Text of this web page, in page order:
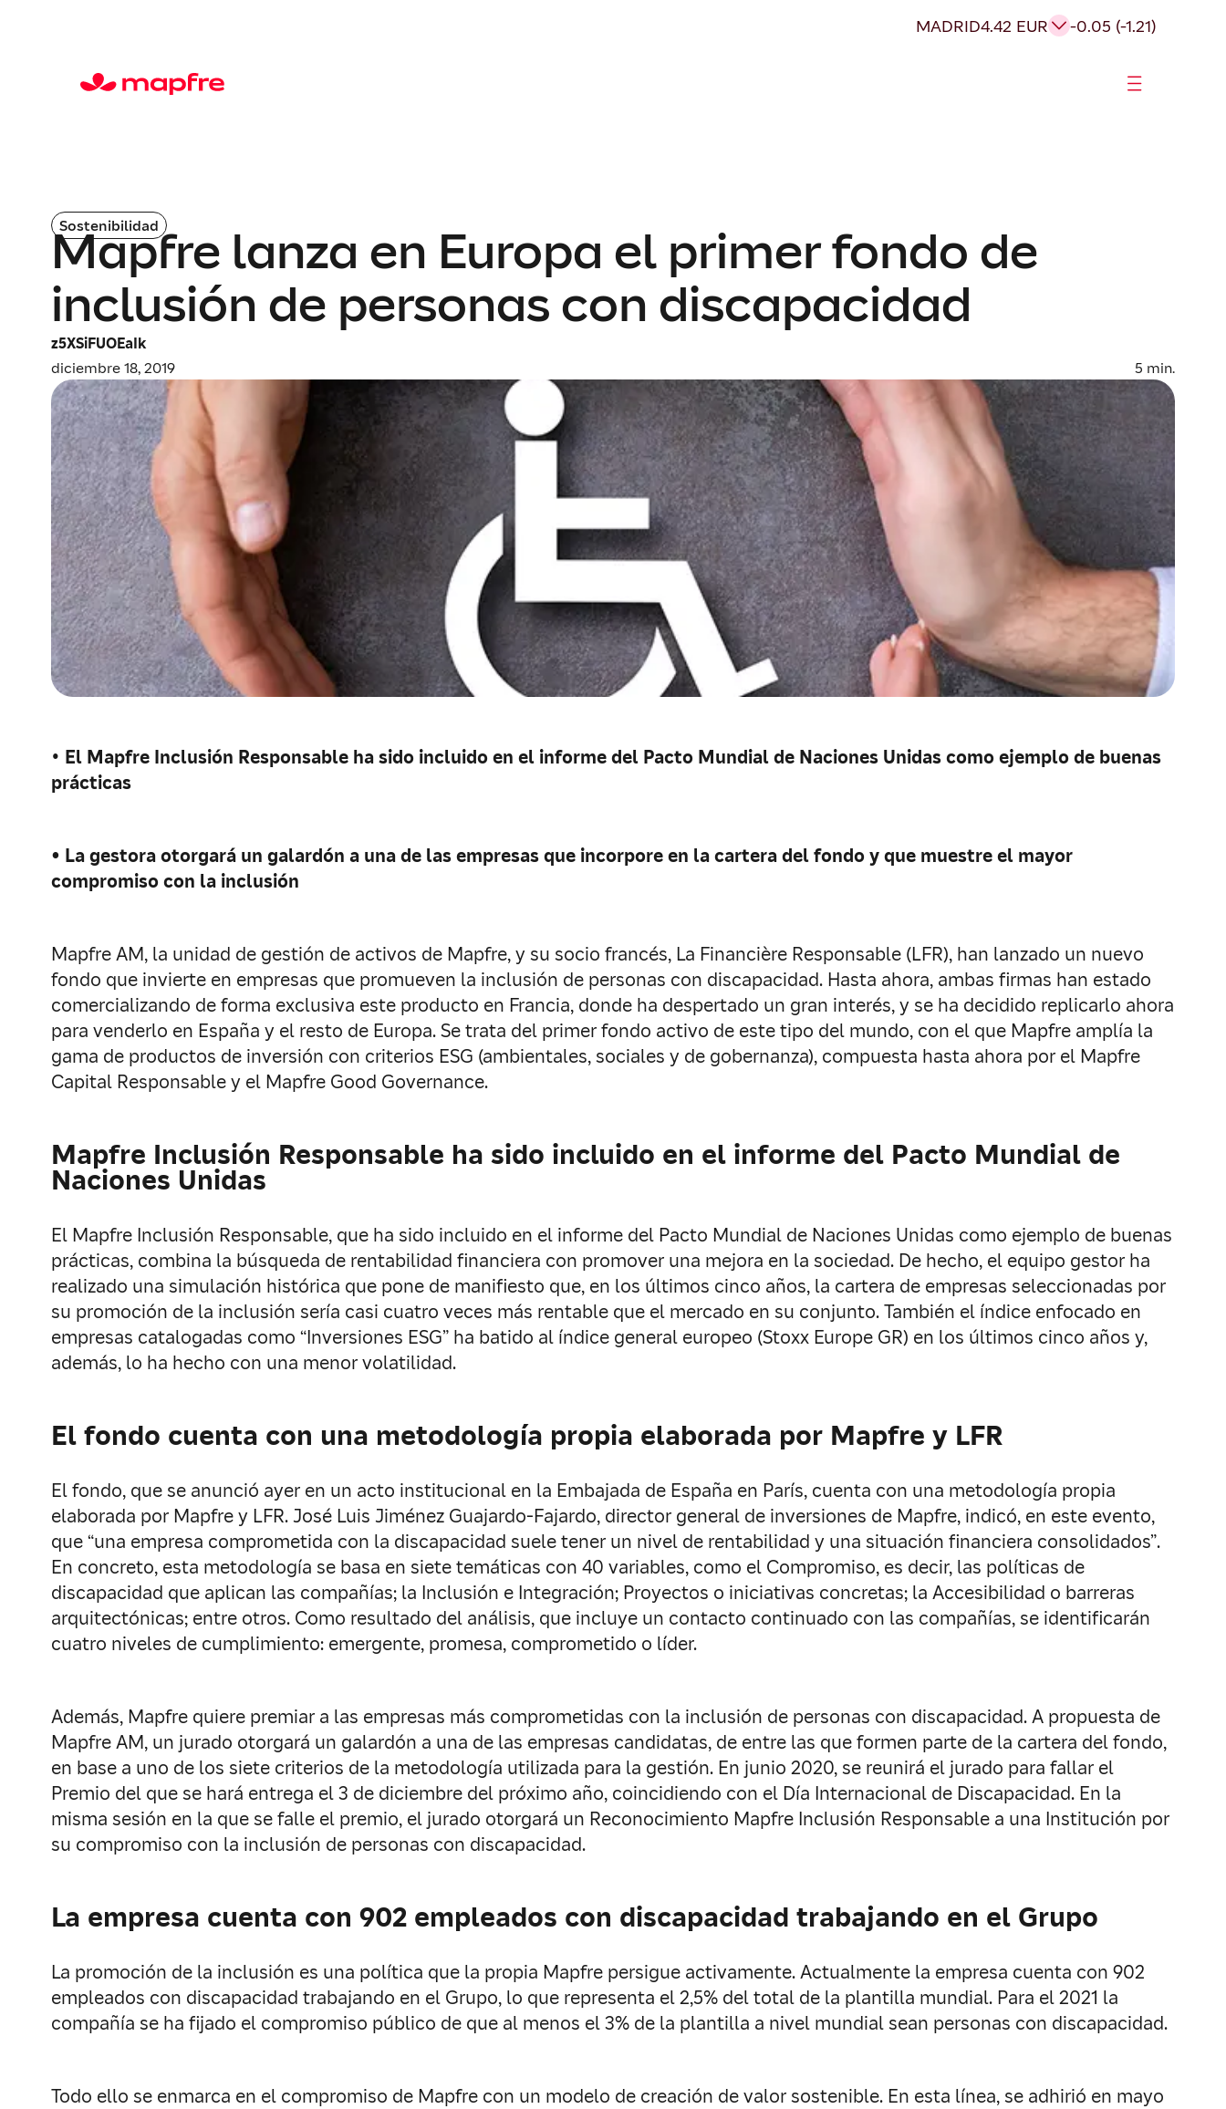
MADRID4.42 EUR -0.05 (-1.21)
Sostenibilidad
Mapfre lanza en Europa el primer fondo de
inclusión de personas con discapacidad
z5XSiFUOEaIk
diciembre 18, 2019
5 min.
• El Mapfre Inclusión Responsable ha sido incluido en el informe del Pacto Mundial de Naciones Unidas como ejemplo de buenas
prácticas
• La gestora otorgará un galardón a una de las empresas que incorpore en la cartera del fondo y que muestre el mayor
compromiso con la inclusión
Mapfre AM, la unidad de gestión de activos de Mapfre, y su socio francés, La Financière Responsable (LFR), han lanzado un nuevo
fondo que invierte en empresas que promueven la inclusión de personas con discapacidad. Hasta ahora, ambas firmas han estado
comercializando de forma exclusiva este producto en Francia, donde ha despertado un gran interés, y se ha decidido replicarlo ahora
para venderlo en España y el resto de Europa. Se trata del primer fondo activo de este tipo del mundo, con el que Mapfre amplía la
gama de productos de inversión con criterios ESG (ambientales, sociales y de gobernanza), compuesta hasta ahora por el Mapfre
Capital Responsable y el Mapfre Good Governance.
Mapfre Inclusión Responsable ha sido incluido en el informe del Pacto Mundial de
Naciones Unidas
El Mapfre Inclusión Responsable, que ha sido incluido en el informe del Pacto Mundial de Naciones Unidas como ejemplo de buenas
prácticas, combina la búsqueda de rentabilidad financiera con promover una mejora en la sociedad. De hecho, el equipo gestor ha
realizado una simulación histórica que pone de manifiesto que, en los últimos cinco años, la cartera de empresas seleccionadas por
su promoción de la inclusión sería casi cuatro veces más rentable que el mercado en su conjunto. También el índice enfocado en
empresas catalogadas como “Inversiones ESG” ha batido al índice general europeo (Stoxx Europe GR) en los últimos cinco años y,
además, lo ha hecho con una menor volatilidad.
El fondo cuenta con una metodología propia elaborada por Mapfre y LFR
El fondo, que se anunció ayer en un acto institucional en la Embajada de España en París, cuenta con una metodología propia
elaborada por Mapfre y LFR. José Luis Jiménez Guajardo-Fajardo, director general de inversiones de Mapfre, indicó, en este evento,
que “una empresa comprometida con la discapacidad suele tener un nivel de rentabilidad y una situación financiera consolidados”.
En concreto, esta metodología se basa en siete temáticas con 40 variables, como el Compromiso, es decir, las políticas de
discapacidad que aplican las compañías; la Inclusión e Integración; Proyectos o iniciativas concretas; la Accesibilidad o barreras
arquitectónicas; entre otros. Como resultado del análisis, que incluye un contacto continuado con las compañías, se identificarán
cuatro niveles de cumplimiento: emergente, promesa, comprometido o líder.
Además, Mapfre quiere premiar a las empresas más comprometidas con la inclusión de personas con discapacidad. A propuesta de
Mapfre AM, un jurado otorgará un galardón a una de las empresas candidatas, de entre las que formen parte de la cartera del fondo,
en base a uno de los siete criterios de la metodología utilizada para la gestión. En junio 2020, se reunirá el jurado para fallar el
Premio del que se hará entrega el 3 de diciembre del próximo año, coincidiendo con el Día Internacional de Discapacidad. En la
misma sesión en la que se falle el premio, el jurado otorgará un Reconocimiento Mapfre Inclusión Responsable a una Institución por
su compromiso con la inclusión de personas con discapacidad.
La empresa cuenta con 902 empleados con discapacidad trabajando en el Grupo
La promoción de la inclusión es una política que la propia Mapfre persigue activamente. Actualmente la empresa cuenta con 902
empleados con discapacidad trabajando en el Grupo, lo que representa el 2,5% del total de la plantilla mundial. Para el 2021 la
compañía se ha fijado el compromiso público de que al menos el 3% de la plantilla a nivel mundial sean personas con discapacidad.
Todo ello se enmarca en el compromiso de Mapfre con un modelo de creación de valor sostenible. En esta línea, se adhirió en mayo